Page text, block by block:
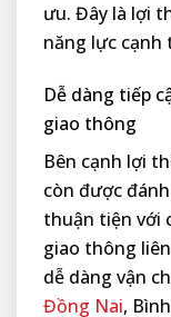
ưu. Đây là lợi
năng lực
Dễ dàng tiếp
giao thông
Bên cạnh lợi
còn được
thuận tiện với
giao thông
dễ dàng vận
Đồng Nai,